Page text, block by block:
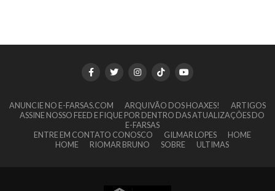
ANUNCIE NO E-FARSAS.COM ARQUIVÃO DOS HOAXES!
ARTIGOS
ASSINE NOSSO FEED E FIQUE POR DENTRO DAS ATUALIZAÇÕES DO
E-FARSAS
ENTRE EM CONTATO CONOSCO
GILMAR LOPES
HOME
HOME
RIOMAR BRUNO SOBRE ULTIMAS